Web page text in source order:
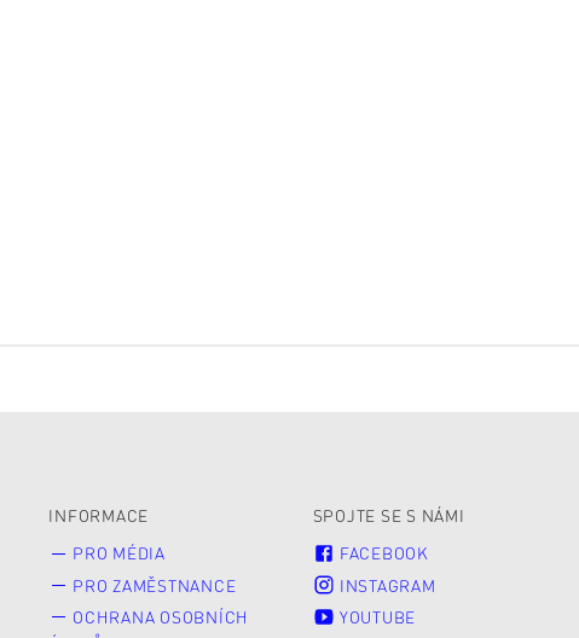
INFORMACE
PRO MÉDIA
PRO ZAMĚSTNANCE
OCHRANA OSOBNÍCH
SPOJTE SE S NÁMI
FACEBOOK
INSTAGRAM
YOUTUBE